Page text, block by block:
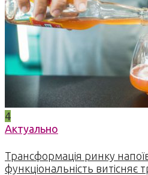
4
Актуально
Трансформація ринку
функціональність витісняє